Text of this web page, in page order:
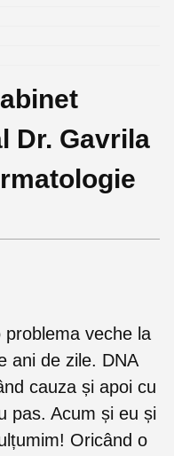
Dr. Gavrila
veche la
ani de zile. DNA
cauza și apoi cu
pas. Acum și eu și
Oricând o